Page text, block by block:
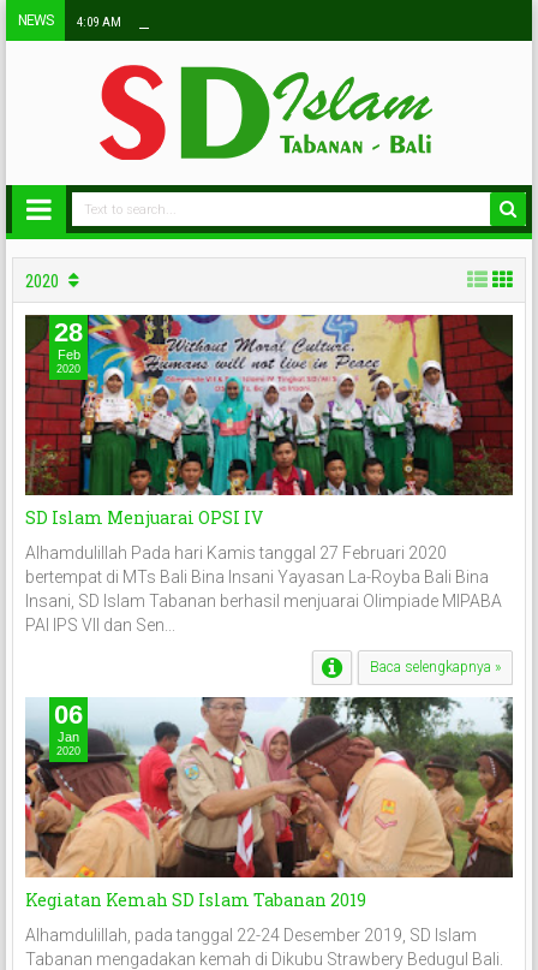
NEWS 4:09 AM
2020
SD Islam Menjuarai OPSI IV
Alhamdulillah Pada hari Kamis tanggal 27 Februari 2020
bertempat di MTs Bali Bina Insani Yayasan La-Royba Bali Bina
Insani, SD Islam Tabanan berhasil menjuarai Olimpiade MIPABA
PAI IPS VII dan Sen...
Baca selengkapnya »
28
Feb
2020
Kegiatan Kemah SD Islam Tabanan 2019
Alhamdulillah, pada tanggal 22-24 Desember 2019, SD Islam
Tabanan mengadakan kemah di Dikubu Strawbery Bedugul Bali.
06
Jan
2020